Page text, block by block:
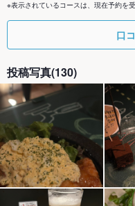
※表示されているコースは、現在予約を
口
投稿写真(130)